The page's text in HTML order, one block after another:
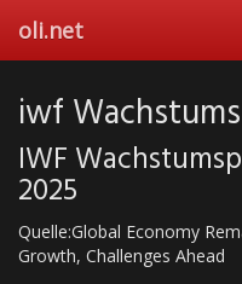
main
oli.net
iwf
IWF
2025
Quelle:Global Economy
Growth, Challenges Ahead